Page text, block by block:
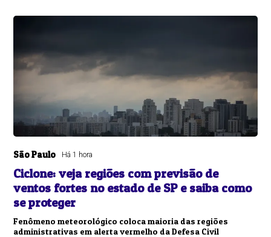
São Paulo Há 1 hora
Ciclone: veja regiões com previsão de
ventos fortes no estado de SP e saiba como
se proteger
Fenômeno meteorológico coloca maioria das regiões
administrativas em alerta vermelho da Defesa Civil